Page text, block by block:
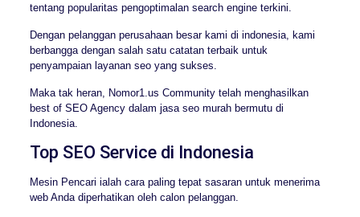
tentang popularitas pengoptimalan search engine terkini.
Dengan pelanggan perusahaan besar kami di indonesia, kami
berbangga dengan salah satu catatan terbaik untuk
penyampaian layanan seo yang sukses.
Maka tak heran, Nomor1.us Community telah menghasilkan
best of SEO Agency dalam jasa seo murah bermutu di
Indonesia.
Top SEO Service di Indonesia
Mesin Pencari ialah cara paling tepat sasaran untuk menerima
web Anda diperhatikan oleh calon pelanggan.